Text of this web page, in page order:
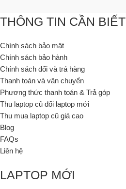
THÔNG TIN CẦN BIẾT
Chính sách bảo mật
Chính sách bảo hành
Chính sách đổi và trả hàng
Thanh toán và vận chuyển
Phương thức thanh toán & Trả góp
Thu laptop cũ đổi laptop mới
Thu mua laptop cũ giá cao
Blog
FAQs
Liên hệ
LAPTOP MỚI